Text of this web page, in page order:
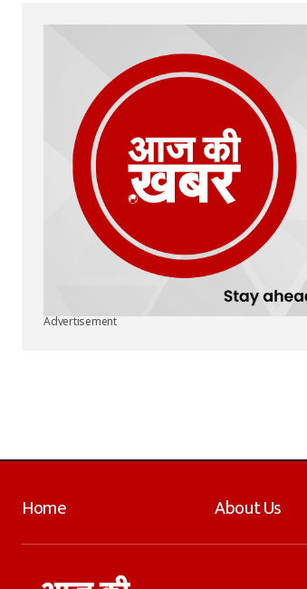
Advertisement
Home About Us